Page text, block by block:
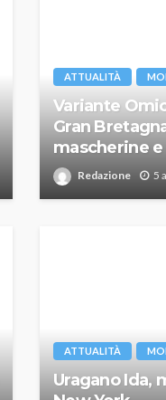
ATTUALITÀ
Variante
Gran
mascherine e
Redazione 5
ATTUALITÀ
Uragano Ida,